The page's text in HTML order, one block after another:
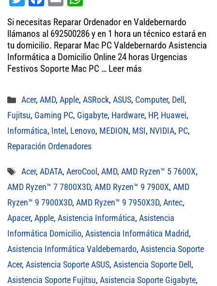
tt
er
ce
bo
ok
ail
ha
ts
A
pp
Si necesitas Reparar Ordenador en Valdebernardo
llámanos al 692500286 y en 1 hora un técnico estará en
tu domicilio. Reparar Mac PC Valdebernardo Asistencia
Informática a Domicilio Online 24 horas Urgencias
Festivos Soporte Mac PC … Leer más
Categorías
Acer, AMD, Apple, ASRock, ASUS, Computer, Dell ,
Fujitsu, Gaming PC, Gigabyte, Hardware, HP, Huawei,
Informática, Intel , Lenovo, MEDION, MSI, NVIDIA, PC,
Reparación Ordenadores
Etiquetas
Acer, ADATA, AeroCool , AMD, AMD Ryzen™ 5 7600X,
AMD Ryzen™ 7 7800X3D, AMD Ryzen™ 9 7900X, AMD
Ryzen™ 9 7900X3D, AMD Ryzen™ 9 7950X3D, Antec,
Apacer, Apple, Asistencia Informática, Asistencia
Informática Domicilio, Asistencia Informática Madrid,
Asistencia Informática Valdebernardo, Asistencia Soporte
Acer, Asistencia Soporte ASUS, Asistencia Soporte Dell ,
Asistencia Soporte Fujitsu, Asistencia Soporte Gigabyte,